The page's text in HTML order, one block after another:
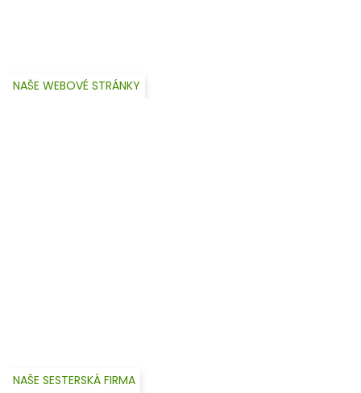
NAŠE WEBOVÉ STRÁNKY
NAŠE SESTERSKÁ FIRMA